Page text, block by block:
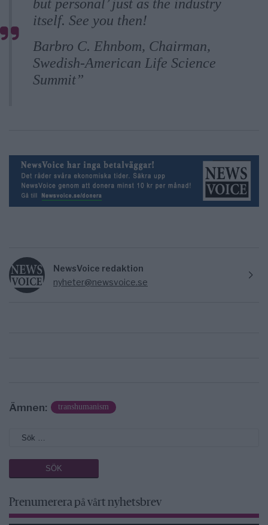
but personal’ just as the industry
itself. See you then!
Barbro C. Ehnbom, Chairman,
Swedish-American Life Science
Summit”
NewsVoice redaktion
nyheter@newsvoice.se
Ämnen: transhumanism
Prenumerera på vårt nyhetsbrev